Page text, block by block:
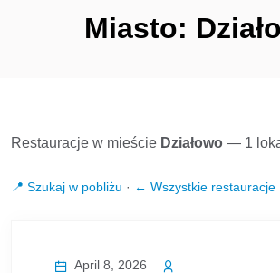
Miasto:
Restauracje w mieście Działowo — 1
📍 Szukaj w pobliżu · ← Wszystkie restauracje
April 8, 2026